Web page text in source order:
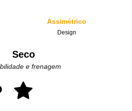
Assimétrico
Design
Seco
e frenagem